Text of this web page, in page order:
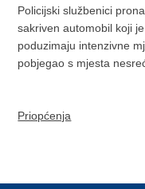
Policijski službenici
sakriven automobil koji
poduzimaju intenzivne
pobjegao s mjesta
Priopćenja